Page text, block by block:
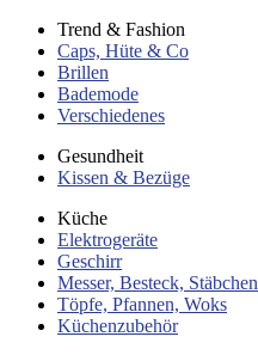
Trend & Fashion
Caps, Hüte & Co
Brillen
Bademode
Verschiedenes
Gesundheit
Kissen & Bezüge
Küche
Elektrogeräte
Geschirr
Messer, Besteck, Stäbchen
Töpfe, Pfannen, Woks
Küchenzubehör